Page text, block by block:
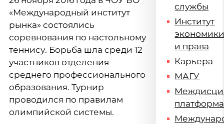
«Международный институт
рынка» состоялись
соревнования по настольному
теннису. Борьба шла среди 12
участников отделения
среднего профессионального
образования. Турнир
проводился по правилам
олимпийской системы.
службы
Институт
и права
Карьера
МАГУ
платформа